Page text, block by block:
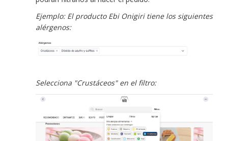
Ejemplo: El producto Ebi Onigiri tiene los siguientes
alérgenos:
Selecciona "Crustáceos" en el filtro: